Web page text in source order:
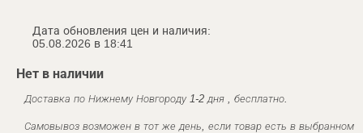
Дата обновления цен и наличия:
05.08.2026 в 18:41
Нет в наличии
Доставка по Нижнему Новгороду 1-2 дня , бесплатно.
Самовывоз возможен в тот же день, если товар есть в выбранном